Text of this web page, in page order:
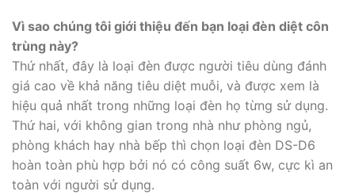
Vì sao chúng tôi giới thiệu đến bạn loại đèn diệt côn
trùng này?
Thứ nhất, đây là loại đèn được người tiêu dùng đánh
giá cao về khả năng tiêu diệt muỗi, và được xem là
hiệu quả nhất trong những loại đèn họ từng sử dụng.
Thứ hai, với không gian trong nhà như phòng ngủ,
phòng khách hay nhà bếp thì chọn loại đèn DS-D6
hoàn toàn phù hợp bởi nó có công suất 6w, cực kì an
toàn với người sử dụng.